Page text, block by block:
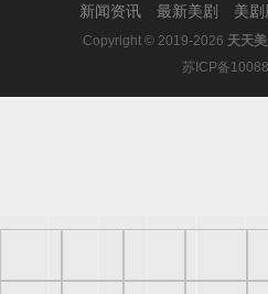
新闻资讯 最新美剧 美
Copyright © 2019-2026 天天
苏ICP备